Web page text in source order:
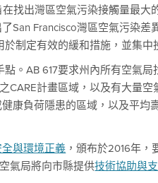
找出灣區空氣污染接觸量最大
San Francisco灣區空氣污染
制定有效的緩和措施，並集中
點。AB 617要求州內所有空氣
CARE計畫區域，以及有大量
康負荷隱患的區域，以及平均
與環境正義 ，頒布於2016年
氣局將向市縣提供技術協助與